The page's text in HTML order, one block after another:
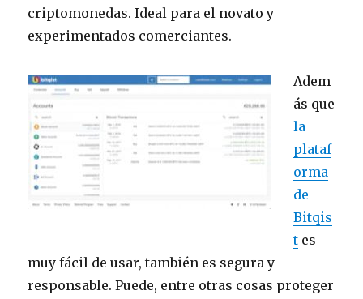
criptomonedas. Ideal para el novato y
experimentados comerciantes.
Adem
ás que
la
plataf
orma
de
Bitqis
t es
muy fácil de usar, también es segura y
responsable. Puede, entre otras cosas proteger